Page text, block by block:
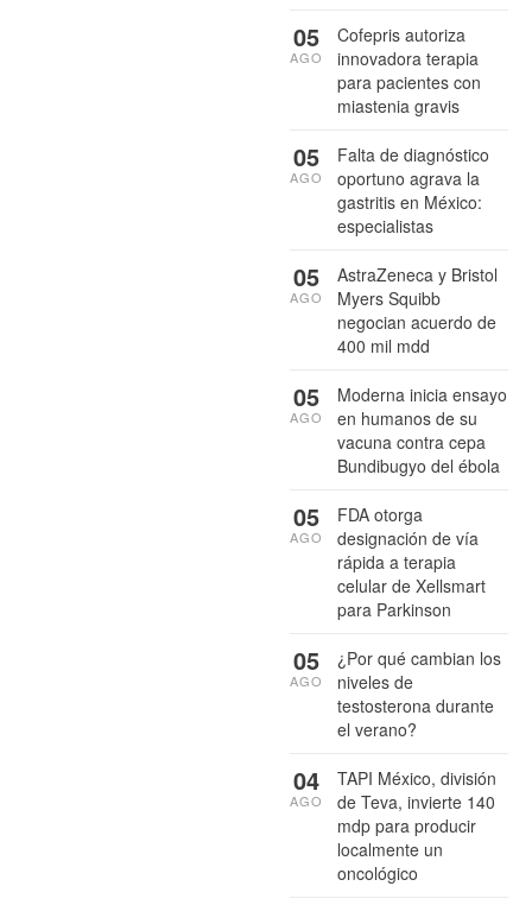
Cofepris autoriza
innovadora terapia
para pacientes con
miastenia gravis
05
AGO
Falta de diagnóstico
oportuno agrava la
gastritis en México:
especialistas
05
AGO
AstraZeneca y Bristol
Myers Squibb
negocian acuerdo de
400 mil mdd
05
AGO
Moderna inicia ensayo
en humanos de su
vacuna contra cepa
Bundibugyo del ébola
05
AGO
FDA otorga
designación de vía
rápida a terapia
celular de Xellsmart
para Parkinson
05
AGO
¿Por qué cambian los
niveles de
testosterona durante
el verano?
05
AGO
TAPI México, división
de Teva, invierte 140
mdp para producir
localmente un
oncológico
04
AGO